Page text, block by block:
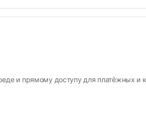
и прямому доступу для платёжных и